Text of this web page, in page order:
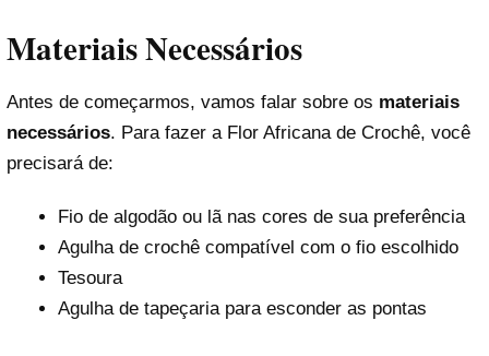
Materiais Necessários
Antes de começarmos, vamos falar sobre os materiais
necessários. Para fazer a Flor Africana de Crochê, você
precisará de:
Fio de algodão ou lã nas cores de sua preferência
Agulha de crochê compatível com o fio escolhido
Tesoura
Agulha de tapeçaria para esconder as pontas